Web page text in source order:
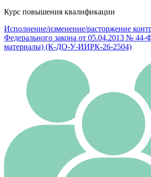
Курс повышения квалификации
Исполнение/изменение/расторжение
Федерального закона от 05.04.2013 № 44-
материалы) (К-ДО-У-ИИРК-26-2504)